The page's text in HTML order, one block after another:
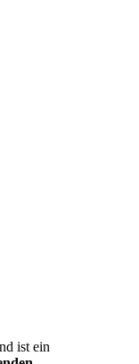
ist ein